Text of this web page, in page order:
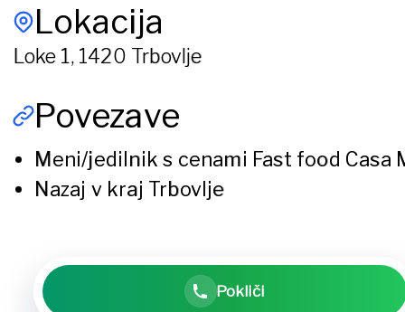
Lokacija
Loke 1, 1420 Trbovlje
Povezave
Meni/jedilnik s cenami Fast food Casa
Nazaj v kraj Trbovlje
Pokliči